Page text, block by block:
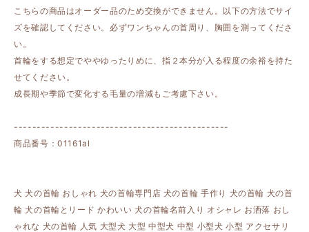
こちらの商品はオーダー品のため交換ができません。以下の方法でサイ
ズを確認してください。必ずワンちゃんの首周り、胸囲を測ってくださ
い。
首輪をする想定でややゆったりめに、指２本分が入る程度の余裕を持た
せてください。
成長期や季節で変化する毛量の増減もご考慮下さい。
-----------------------------------------------
商品番号：01161al
犬 犬の首輪 おしゃれ 犬の首輪専門店 犬の首輪 手作り 犬の首輪 犬の首
輪 犬の首輪とリード かわいい 犬の首輪名前入り オシャレ お洒落 おし
ゃれな 犬の首輪 人気 大型犬 大型 中型犬 中型 小型犬 小型 アクセサリ